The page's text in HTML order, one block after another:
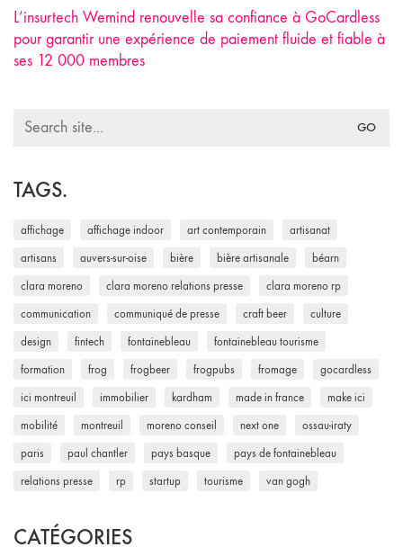
L’insurtech Wemind renouvelle sa confiance à GoCardless
pour garantir une expérience de paiement fluide et fiable à
ses 12 000 membres
Search
TAGS.
affichage affichage indoor art contemporain artisanat
artisans auvers-sur-oise bière bière artisanale béarn
clara moreno clara moreno relations presse clara moreno rp
communication communiqué de presse craft beer culture
design fintech fontainebleau fontainebleau tourisme
formation frog frogbeer frogpubs fromage gocardless
ici montreuil immobilier kardham made in france make ici
mobilité montreuil moreno conseil next one ossau-iraty
paris paul chantler pays basque pays de fontainebleau
relations presse rp startup tourisme van gogh
CATÉGORIES